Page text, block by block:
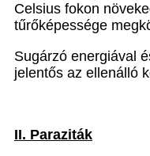
Celsius fokon
tűrőképessége
Sugárzó energiával
jelentős az ellenálló
II. Paraziták